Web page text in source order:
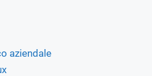
aziendale